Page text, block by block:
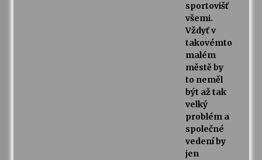
sportovišť
všemi.
Vždyť v
takovémto
malém
městě by
to neměl
být až tak
velký
problém a
společné
vedení by
jen